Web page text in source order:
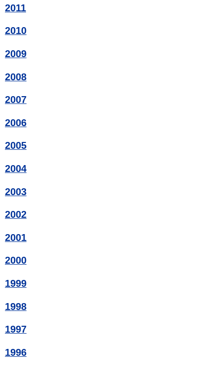
2011
2010
2009
2008
2007
2006
2005
2004
2003
2002
2001
2000
1999
1998
1997
1996